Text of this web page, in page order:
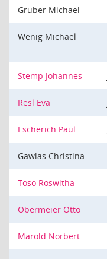
Gruber Michael
Wenig Michael
Stemp Johannes
Resl Eva
Escherich Paul
Gawlas Christina
Toso Roswitha
Obermeier Otto
Marold Norbert